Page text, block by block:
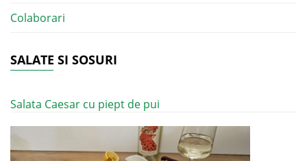
Colaborari
SALATE SI SOSURI
Salata Caesar cu piept de pui